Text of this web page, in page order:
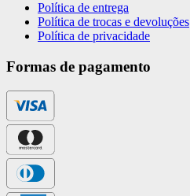
Política de entrega
Política de trocas e devoluções
Política de privacidade
Formas de pagamento